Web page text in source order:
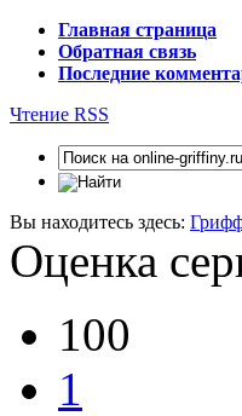
Главная страница
Обратная связь
Последние
Чтение RSS
Вы находитесь здесь:
Оценка
100
1